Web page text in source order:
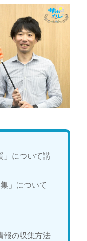
」について講
」について
の収集方法